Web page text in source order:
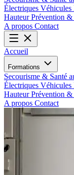
Électriques Véhicules
HauteurPrévention &
A propos Contact
Accueil
Formations
Secourisme & Santé
Électriques Véhicules
HauteurPrévention &
A propos Contact